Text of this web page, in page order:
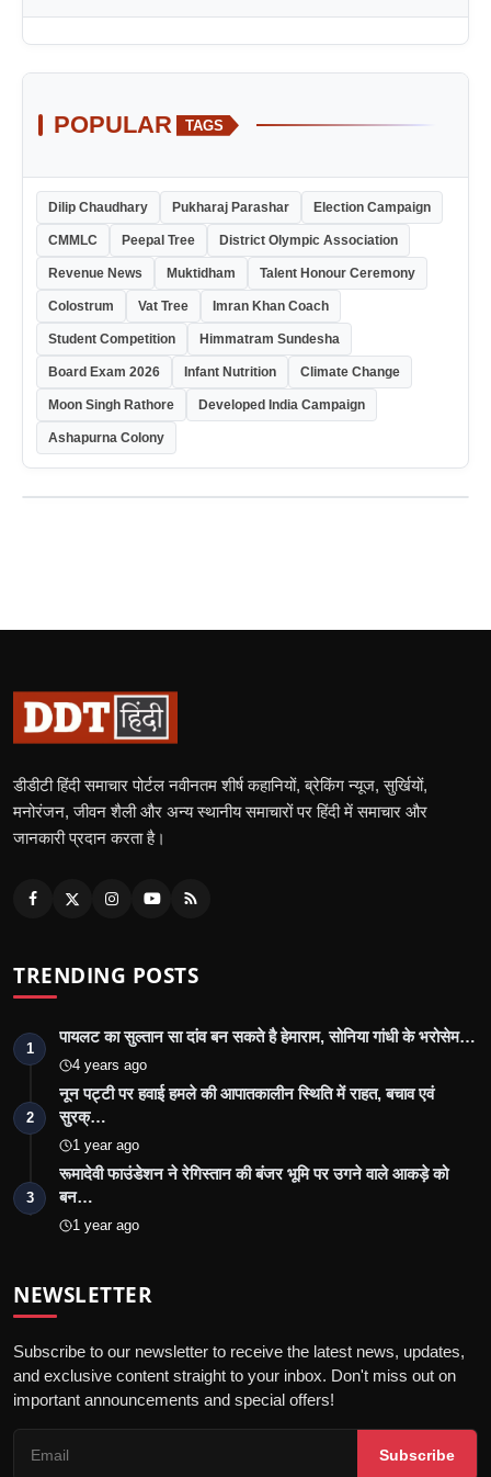
POPULAR TAGS
Dilip Chaudhary Pukharaj Parashar Election Campaign
CMMLC Peepal Tree District Olympic Association
Revenue News Muktidham Talent Honour Ceremony
Colostrum Vat Tree Imran Khan Coach
Student Competition Himmatram Sundesha
Board Exam 2026 Infant Nutrition Climate Change
Moon Singh Rathore Developed India Campaign
Ashapurna Colony
डीडीटी हिंदी समाचार पोर्टल नवीनतम शीर्ष कहानियों, ब्रेकिंग न्यूज, सुर्खियों,
मनोरंजन, जीवन शैली और अन्य स्थानीय समाचारों पर हिंदी में समाचार और
जानकारी प्रदान करता है।
TRENDING POSTS
1
पायलट का सुल्तान सा दांव बन सकते है हेमाराम, सोनिया गांधी के भरोसेम…
4 years ago
2
नून पट्टी पर हवाई हमले की आपातकालीन स्थिति में राहत, बचाव एवं
सुरक्…
1 year ago
3
रूमादेवी फाउंडेशन ने रेगिस्तान की बंजर भूमि पर उगने वाले आकड़े को
बन…
1 year ago
NEWSLETTER
Subscribe to our newsletter to receive the latest news, updates,
and exclusive content straight to your inbox. Don't miss out on
important announcements and special offers!
Subscribe